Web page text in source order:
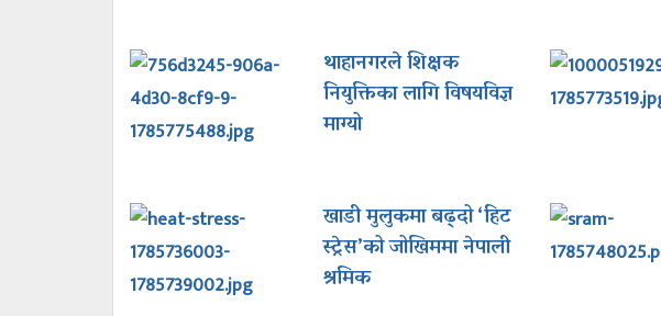
थाहानगरले शिक्षक
नियुक्तिका लागि विषयविज्ञ
माग्यो
खाडी मुलुकमा बढ्दो ‘हिट
स्ट्रेस’को जोखिममा नेपाली
श्रमिक